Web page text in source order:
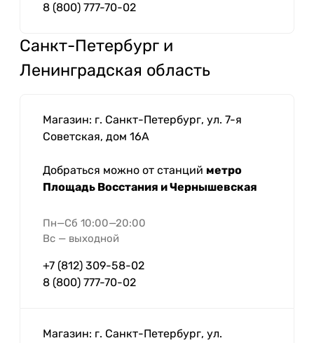
8 (800) 777-70-02
Санкт-Петербург и
Ленинградская область
Магазин: г. Санкт-Петербург, ул. 7-я
Советская, дом 16А
Добраться можно от станций метро
Площадь Восстания и Чернышевская
Пн—Сб 10:00—20:00
Вс — выходной
+7 (812) 309-58-02
8 (800) 777-70-02
Магазин: г. Санкт-Петербург, ул.